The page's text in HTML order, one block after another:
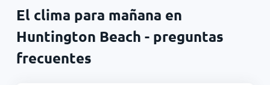
El clima para mañana en
Huntington Beach - preguntas
frecuentes